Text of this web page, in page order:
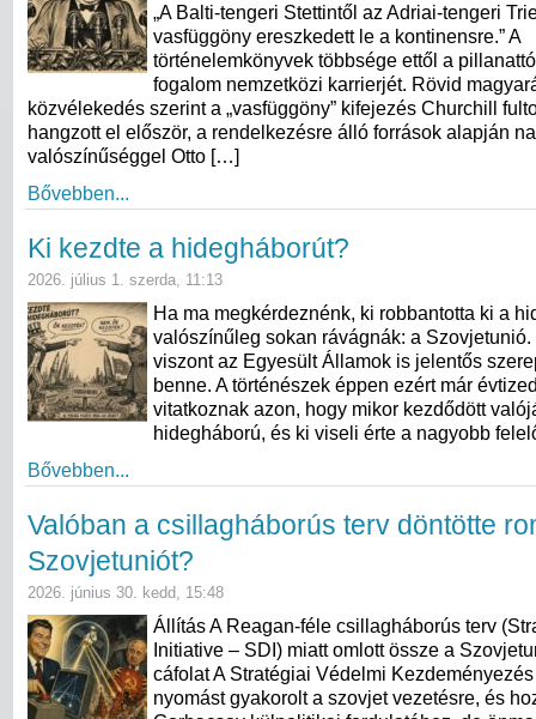
„A Balti-tengeri Stettintől az Adriai-tengeri
vasfüggöny ereszkedett le a kontinensre.” A
történelemkönyvek többsége ettől a
fogalom nemzetközi karrierjét. Rövid
közvélekedés szerint a „vasfüggöny” kifejezés Churchill
hangzott el először, a rendelkezésre álló források alapján
valószínűséggel Otto […]
Bővebben...
Ki kezdte a hidegháborút?
2026. július 1. szerda, 11:13
Ha ma megkérdeznénk, ki robbantotta ki a
valószínűleg sokan rávágnák: a Szovjetunió.
viszont az Egyesült Államok is jelentős
benne. A történészek éppen ezért már
vitatkoznak azon, hogy mikor kezdődött
hidegháború, és ki viseli érte a nagyobb
Bővebben...
Valóban a csillagháborús terv döntötte
Szovjetuniót?
2026. június 30. kedd, 15:48
Állítás A Reagan-féle csillagháborús terv
Initiative – SDI) miatt omlott össze a
cáfolat A Stratégiai Védelmi
nyomást gyakorolt a szovjet vezetésre, és